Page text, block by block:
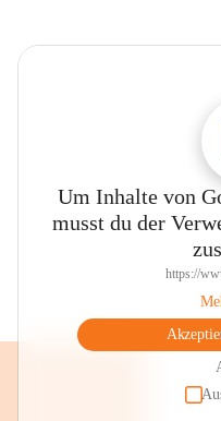
Um Inhalte von
musst du der
https://